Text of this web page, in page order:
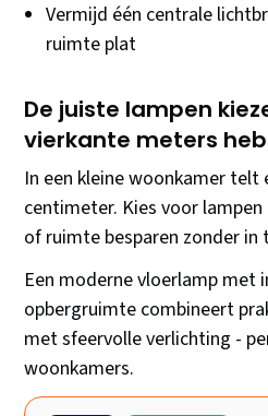
Vermijd één centrale
ruimte plat
De juiste lampen
vierkante meters
In een kleine woonkamer telt
centimeter. Kies voor
of ruimte besparen zonder in
Een moderne vloerlamp met
opbergruimte combineert
met sfeervolle verlichting -
woonkamers.